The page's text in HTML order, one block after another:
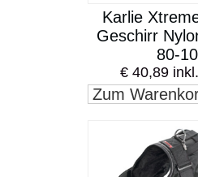
Karlie
Geschirr
80-
€ 40,89
Zum